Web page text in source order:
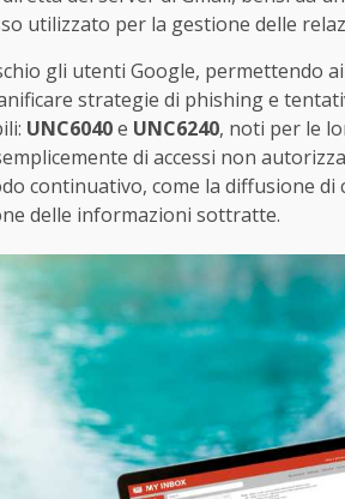
utilizzato per la gestione delle
gli utenti Google, permettendo
strategie di phishing e
UNC6040e UNC6240, noti per le
di accessi non
continuativo, come la diffusione
delle informazioni sottratte.